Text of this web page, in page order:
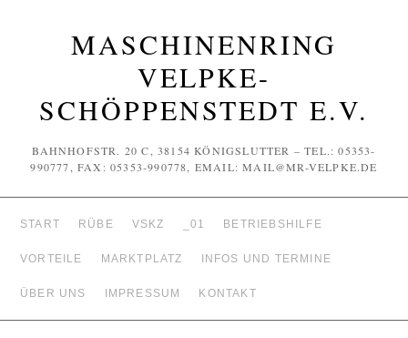
MASCHINENRING
VELPKE-
SCHÖPPENSTEDT E.V.
BAHNHOFSTR. 20 C, 38154 KÖNIGSLUTTER – TEL.: 05353-
990777, FAX: 05353-990778, EMAIL: MAIL@MR-VELPKE.DE
START RÜBE VSKZ _01 BETRIEBSHILFE
VORTEILE MARKTPLATZ INFOS UND TERMINE
ÜBER UNS IMPRESSUM KONTAKT